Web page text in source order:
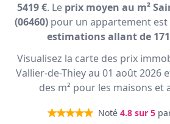
5419 €. Le prix moyen au m²
(06460) pour un appartement est
estimations allant de
Visualisez la carte des prix
Vallier-de-Thiey au 01 août 2026
des m² pour les maisons et
Noté 4.8 sur 5